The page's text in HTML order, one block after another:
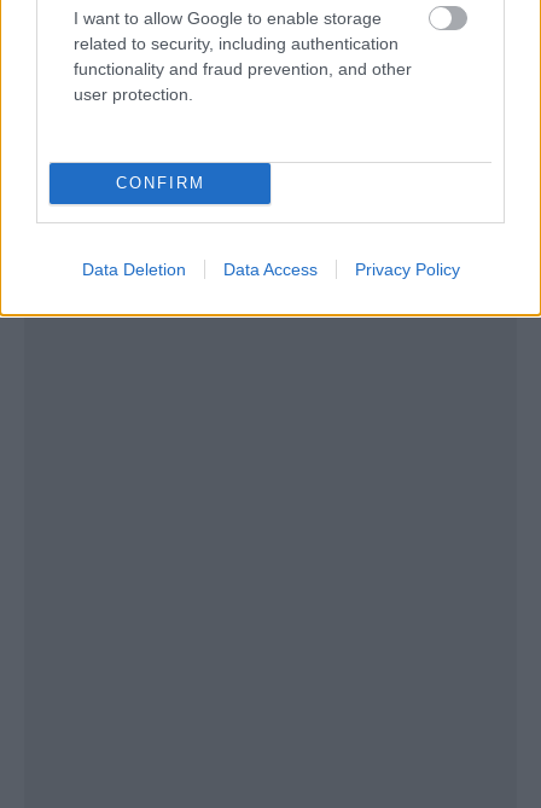
I want to allow Google to enable storage
related to security, including authentication
functionality and fraud prevention, and other
user protection.
CONFIRM
Data Deletion Data Access Privacy Policy
γωνία. Η Μπρυζ βρίσκεται στη βόρεια πλευρά του
Βελγίου και διαθέτει σιδηροδρομική σύνδεση με